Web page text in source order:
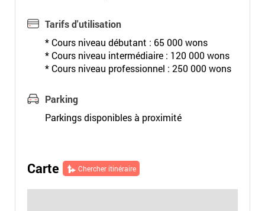
Tarifs d'utilisation
* Cours niveau débutant : 65 000 wons
* Cours niveau intermédiaire : 120 000 wons
* Cours niveau professionnel : 250 000 wons
Parking
Parkings disponibles à proximité
Carte Chercher itinéraire